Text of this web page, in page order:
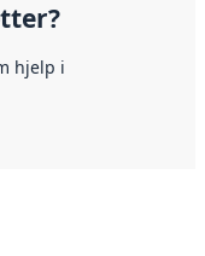
hjelp i